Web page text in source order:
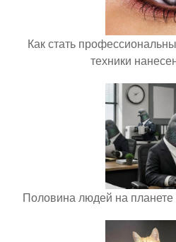
Как стать
техники
Половина людей на планете